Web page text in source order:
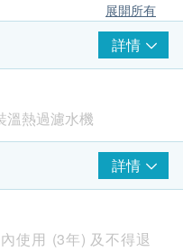
展開所有
詳情
溫熱過濾水機
詳情
使用 (3年) 及不得退